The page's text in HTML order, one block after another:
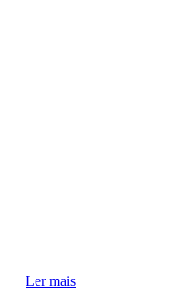
Ler mais